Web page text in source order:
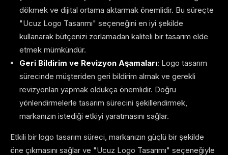
dökmek ve dijital ortama aktarmak önemlidir. Bu süreçte
"Ucuz Logo Tasarımı" seçeneğini en iyi şekilde
kullanarak bütçenizi zorlamadan kaliteli bir tasarım elde
etmek mümkündür.
Geri Bildirim ve Revizyon Aşamaları: Logo tasarım
sürecinde müşteriden geri bildirim almak ve gerekli
revizyonları yapmak oldukça önemlidir. Doğru
yönlendirmelerle tasarım sürecini şekillendirmek,
markanızın istediği etkiyi yaratmasını sağlar.
Etkili bir logo tasarım süreci, markanızın güçlü bir şekilde
öne çıkmasını sağlar ve "Ucuz Logo Tasarımı" seçeneğiyle